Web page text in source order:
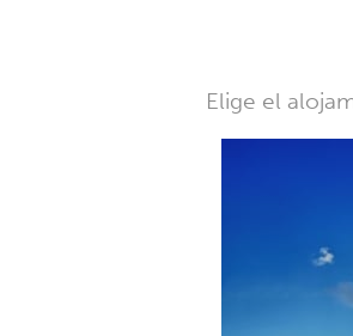
Elige el